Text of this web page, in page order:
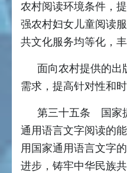
农村阅读环境条件，
强农村妇女儿童阅读
共文化服务均等化，
面向农村提供的出
需求，提高针对性和时
第三十五条 国家
通用语言文字阅读的
用国家通用语言文字
进步，铸牢中华民族共